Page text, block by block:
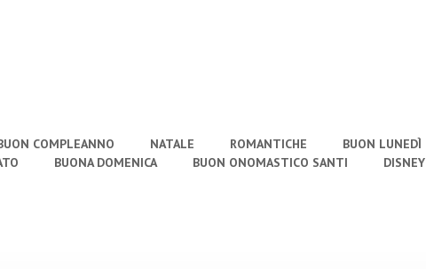
COMPLEANNO NATALE ROMANTICHE BUON LUNEDÌ
BUONA DOMENICA BUON ONOMASTICO SANTI DISNEY